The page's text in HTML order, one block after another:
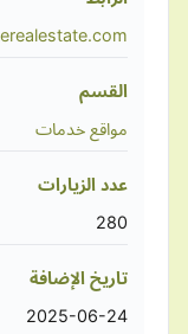
القسم
مواقع خدمات
عدد الزيارات
280
تاريخ الإضافة
2025-06-24